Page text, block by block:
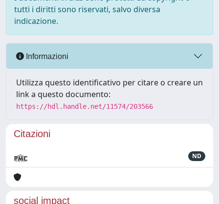
tutti i diritti sono riservati, salvo diversa
indicazione.
Informazioni
Utilizza questo identificativo per citare o creare un
link a questo documento:
https://hdl.handle.net/11574/203566
Citazioni
ND
social impact